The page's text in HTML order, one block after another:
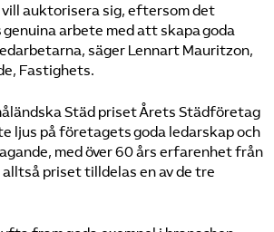
auktorisera sig, eftersom det
arbete med att skapa goda
säger Lennart Mauritzon,
Fastighets.
Städ priset Årets Städföretag
ljus på företagets goda ledarskap och
med över 60 års erfarenhet från
alltså priset tilldelas en av de tre